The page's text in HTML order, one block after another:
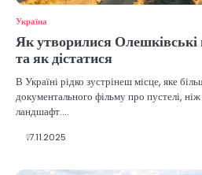
Україна
Як утворилися Олешківські
та як дістатися
В Україні рідко зустрінеш місце, яке
документального фільму про пустелі,
ландшафт.…
17.11.2025